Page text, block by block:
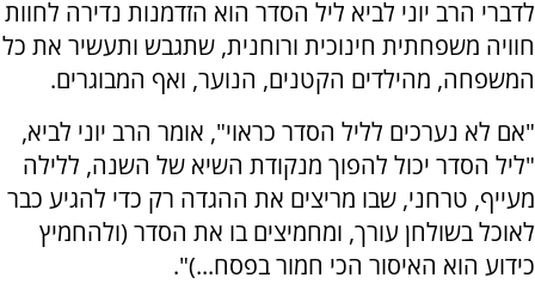
לדברי הרב יוני לביא ליל הסדר הוא הזדמנות נדירה לחוות
חוויה משפחתית חינוכית ורוחנית, שתגבש ותעשיר את כל
המשפחה, מהילדים הקטנים, הנוער, ואף המבוגרים.
"אם לא נערכים לליל הסדר כראוי", אומר הרב יוני לביא,
"ליל הסדר יכול להפוך מנקודת השיא של השנה, ללילה
מעייף, טרחני, שבו מריצים את ההגדה רק כדי להגיע כבר
לאוכל בשולחן עורך, ומחמיצים בו את הסדר (ולהחמיץ
כידוע הוא האיסור הכי חמור בפסח...)".